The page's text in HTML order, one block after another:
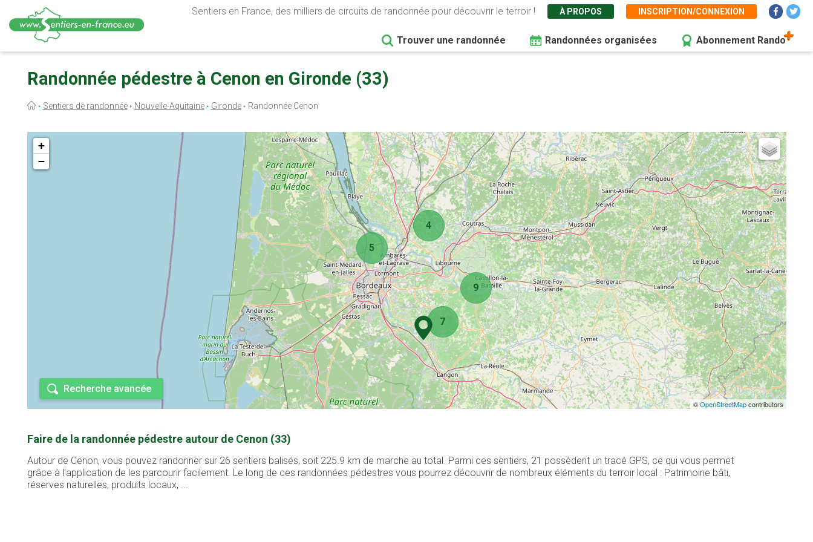
contenu
Sentiers en France, des milliers de circuits de randonnée pour découvrir le terroir ! À PROPOS INSCRIPTION/CONNEXION
Trouver une randonnée Randonnées organisées Abonnement Rando
Randonnée pédestre à Cenon en Gironde (33)
Fil
Sentiers de randonnée Nouvelle-Aquitaine Gironde Randonnée Cenon
4
9
5
7
+
−
©OpenStreetMapcontributors
Recherche avancée
Faire de la randonnée pédestre autour de Cenon (33)
Autour de Cenon, vous pouvez randonner sur 26 sentiers balisés, soit 225.9 km de marche au total. Parmi ces sentiers, 21 possèdent un tracé GPS, ce qui vous permet
grâce à l'application de les parcourir facilement. Le long de ces randonnées pédestres vous pourrez découvrir de nombreux éléments du terroir local : Patrimoine bâti,
réserves naturelles, produits locaux, ...